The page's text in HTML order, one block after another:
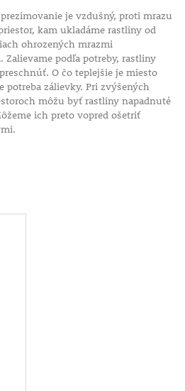
je vzdušný, proti mrazu
kam ukladáme rastliny od
ohrozených mrazmi
Zalievame podľa potreby, rastliny
O čo teplejšie je miesto
potreba zálievky. Pri zvýšených
môžu byť rastliny napadnuté
ich preto vopred ošetriť